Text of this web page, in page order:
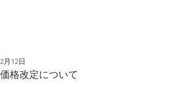
価格改定について
2月12日